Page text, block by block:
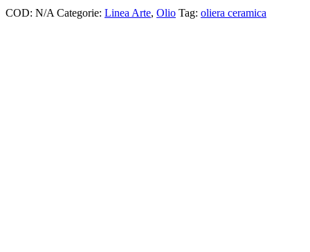
COD: N/A Categorie: Linea Arte, Olio Tag: oliera ceramica